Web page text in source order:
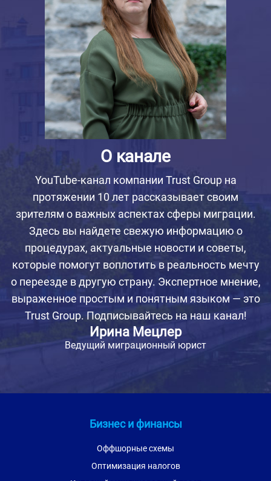
О канале
YouTube-канал компании Trust Group на
протяжении 10 лет рассказывает своим
зрителям о важных аспектах сферы миграции.
Здесь вы найдете свежую информацию о
процедурах, актуальные новости и советы,
которые помогут воплотить в реальность мечту
о переезде в другую страну. Экспертное мнение,
выраженное простым и понятным языком — это
Trust Group. Подписывайтесь на наш канал!
Ирина Мецлер
Ведущий миграционный юрист
Бизнес и финансы
Оффшорные схемы
Оптимизация налогов